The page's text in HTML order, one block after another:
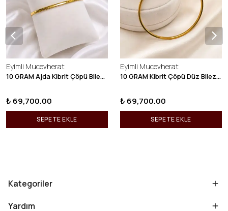
Eyimli Mucevherat
10 GRAM Ajda Kibrit Çöpü Bilezik 22 Ayar 22BLZ003
₺ 69,700.00
SEPETE EKLE
Eyimli Mucevherat
10 GRAM Kibrit Çöpü Düz Bilezik 22 Ayar 22BLZ001
₺ 69,700.00
SEPETE EKLE
Kategoriler
Yardım